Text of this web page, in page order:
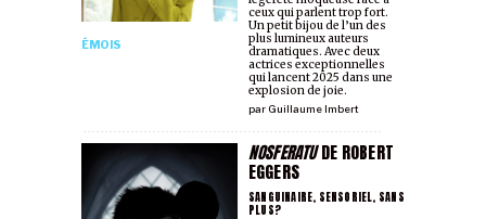
ÉMOIS
par Guillaume Imbert
ceux qui parlent trop fort.
Un petit bijou de l’un des
plus lumineux auteurs
dramatiques. Avec deux
actrices exceptionnelles
qui lancent 2025 dans une
explosion de joie.
NOSFERATUDE ROBERT
EGGERS
SANGUINAIRE, SENSORIEL, SANS
PLUS?